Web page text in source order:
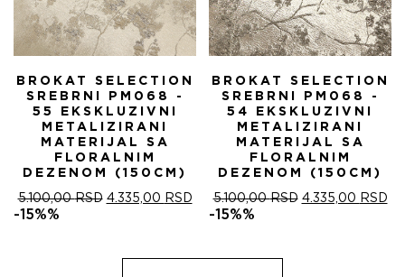
BROKAT SELECTION
SREBRNI PM068 -
55 EKSKLUZIVNI
METALIZIRANI
MATERIJAL SA
FLORALNIM
DEZENOM (150CM)
5.100,00RSD ОРИГИНАЛНА
5.100,00 RSD.
4.335,00 RSDТРЕНУТНА
ЦЕНА
-15%%
BROKAT SELECTION
SREBRNI PM068 -
54 EKSKLUZIVNI
METALIZIRANI
MATERIJAL SA
FLORALNIM
DEZENOM (150CM)
5.100,00RSD ОРИГИНАЛНА
4.335,00 RSD
-15%%